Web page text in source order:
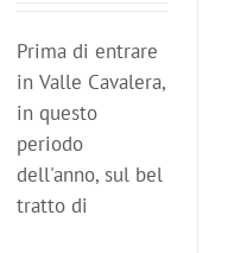
Prima di entrare
in Valle Cavalera,
in questo
periodo
dell'anno, sul bel
tratto di